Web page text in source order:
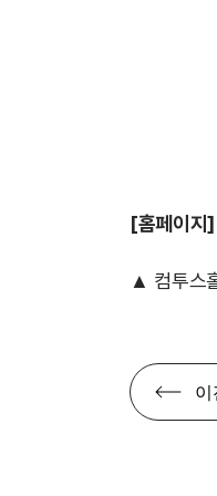
[홈페이지]
▲ 컴투스
이